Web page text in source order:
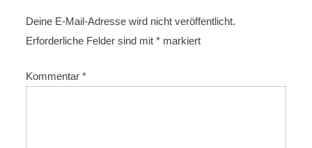
n
a
i
Deine E-Mail-Adresse wird nicht veröffentlicht.
Erforderliche Felder sind mit* markiert
Kommentar*